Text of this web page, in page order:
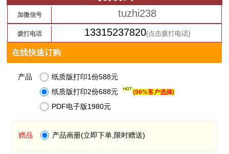
加微信号 tuzhi238
拨打电话 13315237820(点击拨打电话)